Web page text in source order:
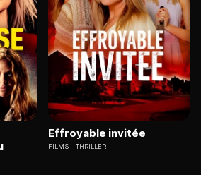
Effroyable invitée
FILMS THRILLER